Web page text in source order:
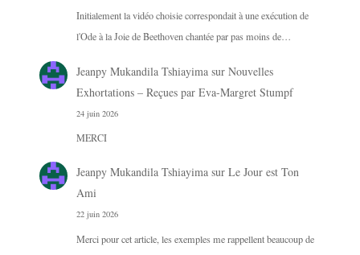
Initialement la vidéo choisie correspondait à une exécution de
l'Ode à la Joie de Beethoven chantée par pas moins de…
Jeanpy Mukandila Tshiayimasur Nouvelles
Exhortations – Reçues par Eva-Margret Stumpf
24 juin 2026
MERCI
Jeanpy Mukandila Tshiayimasur Le Jour est Ton
Ami
22 juin 2026
Merci pour cet article, les exemples me rappellent beaucoup de